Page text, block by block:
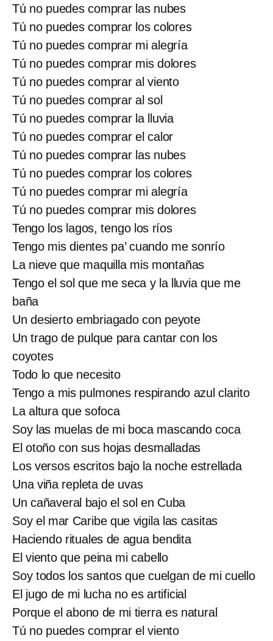
Tú no puedes comprar las nubes
Tú no puedes comprar los colores
Tú no puedes comprar mi alegría
Tú no puedes comprar mis dolores
Tú no puedes comprar al viento
Tú no puedes comprar al sol
Tú no puedes comprar la lluvia
Tú no puedes comprar el calor
Tú no puedes comprar las nubes
Tú no puedes comprar los colores
Tú no puedes comprar mi alegría
Tú no puedes comprar mis dolores
Tengo los lagos, tengo los ríos
Tengo mis dientes pa’ cuando me sonrío
La nieve que maquilla mis montañas
Tengo el sol que me seca y la lluvia que me
baña
Un desierto embriagado con peyote
Un trago de pulque para cantar con los
coyotes
Todo lo que necesito
Tengo a mis pulmones respirando azul clarito
La altura que sofoca
Soy las muelas de mi boca mascando coca
El otoño con sus hojas desmalladas
Los versos escritos bajo la noche estrellada
Una viña repleta de uvas
Un cañaveral bajo el sol en Cuba
Soy el mar Caribe que vigila las casitas
Haciendo rituales de agua bendita
El viento que peina mi cabello
Soy todos los santos que cuelgan de mi cuello
El jugo de mi lucha no es artificial
Porque el abono de mi tierra es natural
Tú no puedes comprar el viento